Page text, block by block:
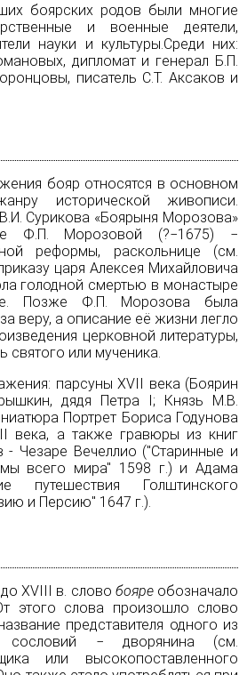
боярских родов были многие
и военные деятели,
науки и культуры.Среди них:
дипломат и генерал Б.П.
писатель С.Т. Аксаков и
бояр относятся в основном
исторической живописи.
Сурикова «Боярыня Морозова»
Ф.П. Морозовой (?−1675) −
реформы, раскольнице (см.
царя Алексея Михайловича
голодной смертью в монастыре
Позже Ф.П. Морозова была
веру, а описание её жизни легло
церковной литературы,
или мученика.
парсуны XVII века (Боярин
дядя Петра I; Князь М.В.
Портрет Бориса Годунова
века, а также гравюры из книг
- Чезаре Вечеллио ("Старинные и
всего мира" 1598 г.) и Адама
путешествия Голштинского
и Персию" 1647 г.).
XVIII в. слово бояреобозначало
этого слова произошло слово
представителя одного из
сословий − дворянина (см.
или высокопоставленного